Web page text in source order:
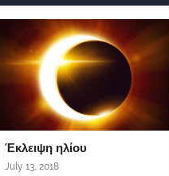
Έκλειψη ηλίου
July 13, 2018